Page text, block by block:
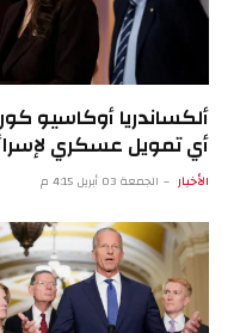
ألكساندريا أوكاسيو
أي تمويل عسكري
الأخبار الجمعة 03 أبريل 4:15 م